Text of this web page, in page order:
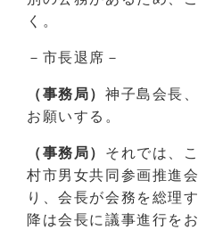
く。
－市長退席－
（事務局） 神子島会長
お願いする。
（事務局） それでは、
村市男女共同参画推進
り、会長が会務を総理
降は会長に議事進行を